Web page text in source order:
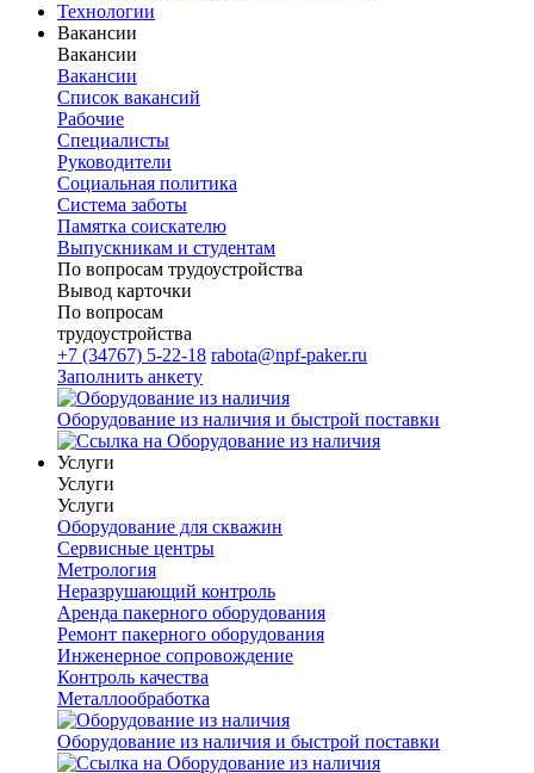
Технологии
Вакансии
Вакансии
Вакансии
Список вакансий
Рабочие
Специалисты
Руководители
Cоциальная политика
Система заботы
Памятка соискателю
Выпускникам и студентам
По вопросам трудоустройства
Вывод карточки
По вопросам
трудоустройства
+7 (34767) 5-22-18 rabota@npf-paker.ru
Заполнить анкету
Оборудование из наличия и быстрой поставки
Услуги
Услуги
Услуги
Оборудование для скважин
Сервисные центры
Метрология
Неразрушающий контроль
Аренда пакерного оборудования
Ремонт пакерного оборудования
Инженерное сопровождение
Контроль качества
Металлообработка
Оборудование из наличия и быстрой поставки